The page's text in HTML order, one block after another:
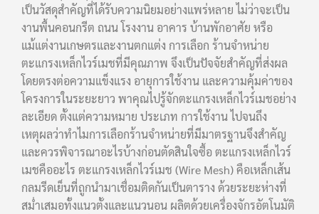
เป็นวัสดุสำคัญที่ได้รับความนิยมอย่างแพร่หลาย ไม่ว่าจะเป็น
งานพื้นคอนกรีต ถนน โรงงาน อาคาร บ้านพักอาศัย หรือ
แม้แต่งานเกษตรและงานตกแต่ง การเลือก ร้านจำหน่าย
ตะแกรงเหล็กไวร์เมชที่มีคุณภาพ จึงเป็นปัจจัยสำคัญที่ส่งผล
โดยตรงต่อความแข็งแรง อายุการใช้งาน และความคุ้มค่าของ
โครงการในระยะยาว พาคุณไปรู้จักตะแกรงเหล็กไวร์เมชอย่าง
ละเอียด ตั้งแต่ความหมาย ประเภท การใช้งาน ไปจนถึง
เหตุผลว่าทำไมการเลือกร้านจำหน่ายที่มีมาตรฐานจึงสำคัญ
และควรพิจารณาอะไรบ้างก่อนตัดสินใจซื้อ ตะแกรงเหล็กไวร์
เมชคืออะไร ตะแกรงเหล็กไวร์เมช (Wire Mesh) คือเหล็กเส้น
กลมรีดเย็นที่ถูกนำมาเชื่อมติดกันเป็นตาราง ด้วยระยะห่างที่
สม่ำเสมอทั้งแนวตั้งและแนวนอน ผลิตด้วยเครื่องจักรอัตโนมัติ